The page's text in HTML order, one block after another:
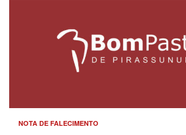
NOTA DE FALECIMENTO